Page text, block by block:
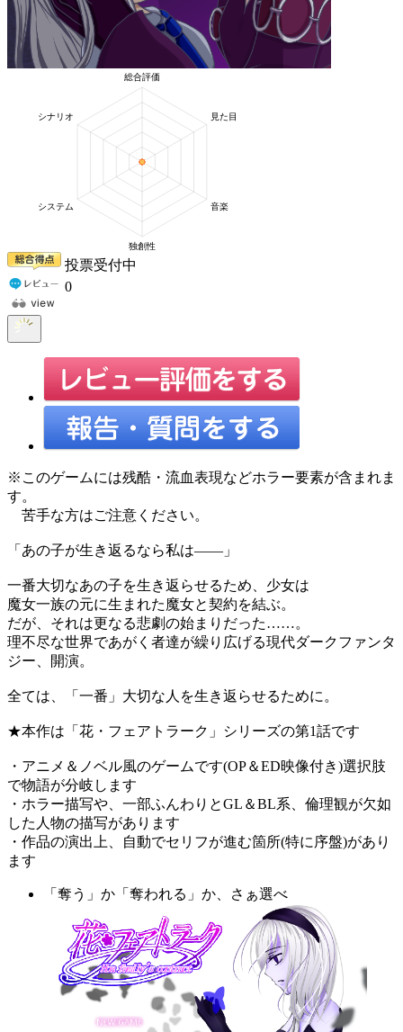
投票受付中
0
※このゲームには残酷・流血表現などホラー要素が含まれま
す。
苦手な方はご注意ください。
「あの子が生き返るなら私は――」
一番大切なあの子を生き返らせるため、少女は
魔女一族の元に生まれた魔女と契約を結ぶ。
だが、それは更なる悲劇の始まりだった……。
理不尽な世界であがく者達が繰り広げる現代ダークファンタ
ジー、開演。
全ては、「一番」大切な人を生き返らせるために。
★本作は「花・フェアトラーク」シリーズの第1話です
・アニメ＆ノベル風のゲームです(OP＆ED映像付き)選択肢
で物語が分岐します
・ホラー描写や、一部ふんわりとGL＆BL系、倫理観が欠如
した人物の描写があります
・作品の演出上、自動でセリフが進む箇所(特に序盤)があり
ます
「奪う」か「奪われる」か、さぁ選べ